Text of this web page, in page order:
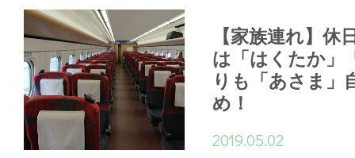
【家族連れ】休
は「はくたか」
りも「あさま」
め！
2019.05.02